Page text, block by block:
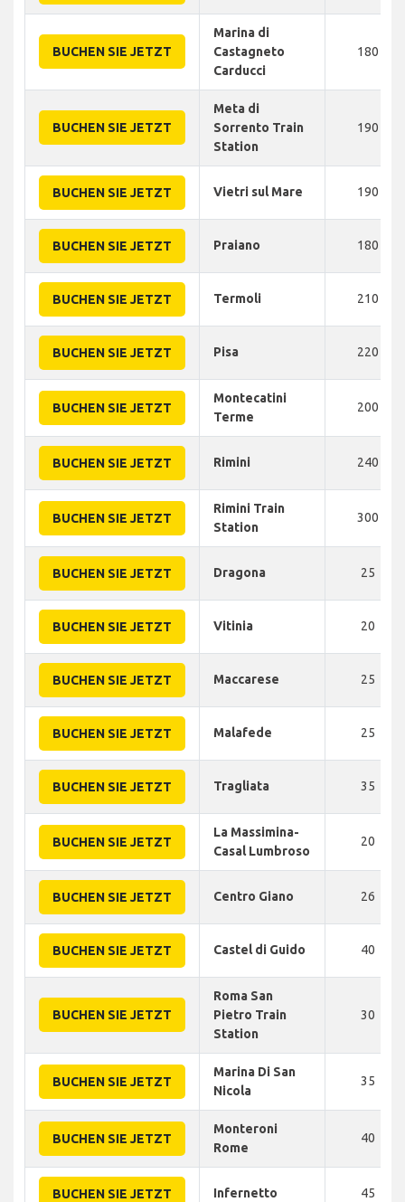
BUCHEN SIE JETZT
Marina di
Castagneto
Carducci
180
BUCHEN SIE JETZT
Meta di
Sorrento Train
Station
190
BUCHEN SIE JETZT Vietri sul Mare 190
BUCHEN SIE JETZT Praiano 180
BUCHEN SIE JETZT Termoli 210
BUCHEN SIE JETZT Pisa 220
BUCHEN SIE JETZT
Montecatini
Terme
200
BUCHEN SIE JETZT Rimini 240
BUCHEN SIE JETZT
Rimini Train
Station
300
BUCHEN SIE JETZT Dragona 25
BUCHEN SIE JETZT Vitinia 20
BUCHEN SIE JETZT Maccarese 25
BUCHEN SIE JETZT Malafede 25
BUCHEN SIE JETZT Tragliata 35
BUCHEN SIE JETZT
La Massimina-
Casal Lumbroso
20
BUCHEN SIE JETZT Centro Giano 26
BUCHEN SIE JETZT Castel di Guido 40
BUCHEN SIE JETZT
Roma San
Pietro Train
Station
30
BUCHEN SIE JETZT
Marina Di San
Nicola
35
BUCHEN SIE JETZT
Monteroni
Rome
40
BUCHEN SIE JETZT Infernetto 45